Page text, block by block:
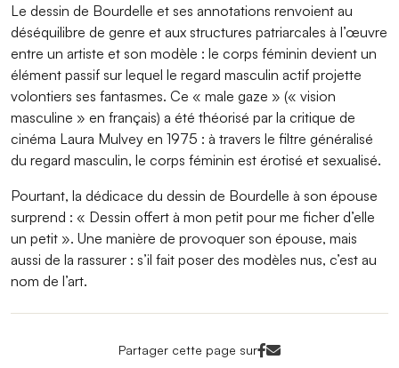
Le dessin de Bourdelle et ses annotations renvoient au
déséquilibre de genre et aux structures patriarcales à l’œuvre
entre un artiste et son modèle : le corps féminin devient un
élément passif sur lequel le regard masculin actif projette
volontiers ses fantasmes. Ce « male gaze » (« vision
masculine » en français) a été théorisé par la critique de
cinéma Laura Mulvey en 1975 : à travers le filtre généralisé
du regard masculin, le corps féminin est érotisé et sexualisé.
Pourtant, la dédicace du dessin de Bourdelle à son épouse
surprend : « Dessin offert à mon petit pour me ficher d’elle
un petit ». Une manière de provoquer son épouse, mais
aussi de la rassurer : s’il fait poser des modèles nus, c’est au
nom de l’art.
Partager cette page surFacebook<
Mail<